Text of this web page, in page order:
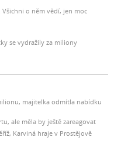
Všichni o něm vědí, jen moc
se vydražily za miliony
majitelka odmítla nabídku
ale měla by ještě zareagovat
Karviná hraje v Prostějově